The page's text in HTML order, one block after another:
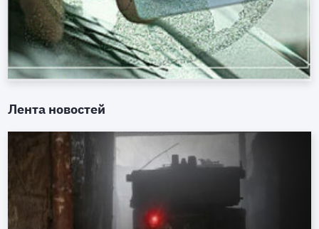
Лента новостей